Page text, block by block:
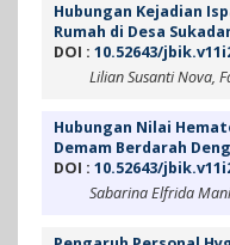
Hubungan Kejadian
Rumah di Desa
DOI : 10.52643/
Lilian Susanti Nova,
Hubungan Nilai
Demam Berdarah
DOI : 10.52643/
Sabarina Elfrida